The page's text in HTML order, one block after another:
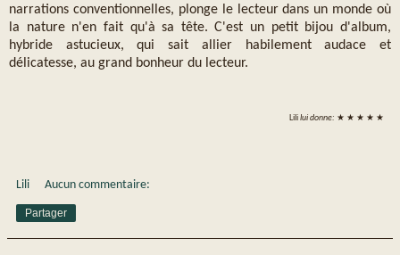
narrations conventionnelles, plonge le lecteur dans un monde où
la nature n'en fait qu'à sa tête. C'est un petit bijou d'album,
hybride astucieux, qui sait allier habilement audace et
délicatesse, au grand bonheur du lecteur.
Lililui donne: ★ ★ ★ ★ ★
Lili Aucun commentaire:
Partager